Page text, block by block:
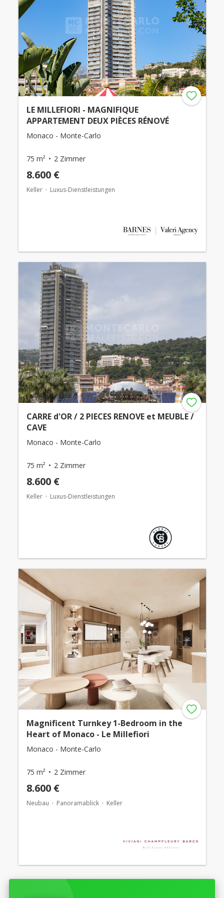
LE MILLEFIORI - MAGNIFIQUE
APPARTEMENT DEUX PIÈCES RÉNOVÉ
Monaco - Monte-Carlo
75 m² 2 Zimmer
8.600 €
Keller Luxus-Dienstleistungen
CARRE d'OR / 2 PIECES RENOVE et MEUBLE /
CAVE
Monaco - Monte-Carlo
75 m² 2 Zimmer
8.600 €
Keller Luxus-Dienstleistungen
Magnificent Turnkey 1-Bedroom in the
Heart of Monaco - Le Millefiori
Monaco - Monte-Carlo
75 m² 2 Zimmer
8.600 €
Neubau Panoramablick Keller